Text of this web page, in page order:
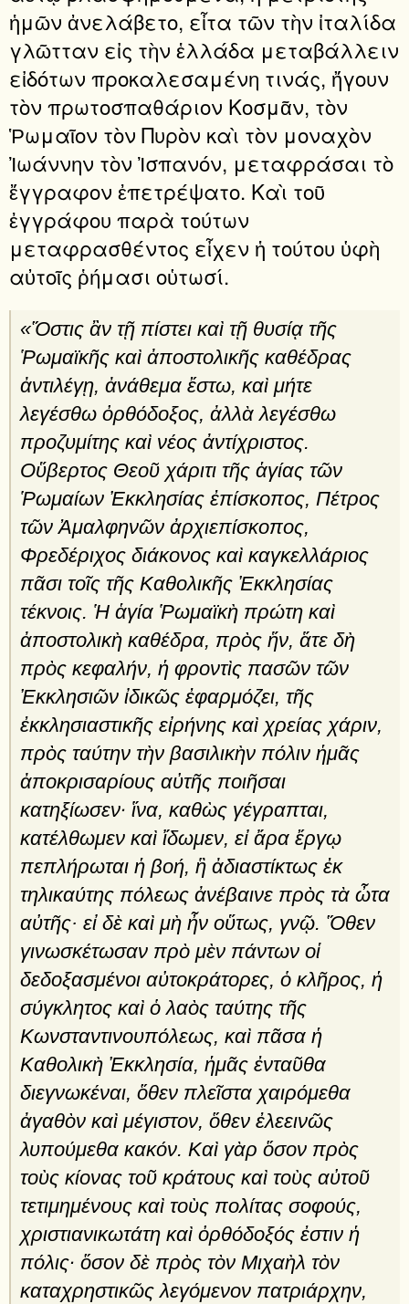
ἡμῶν ἀνελάβετο, εἶτα τῶν τὴν ἰταλίδα
γλῶτταν εἰς τὴν ἑλλάδα μεταβάλλειν
εἰδότων προκαλεσαμένη τινάς, ἤγουν
τὸν πρωτοσπαθάριον Κοσμᾶν, τὸν
Ῥωμαῖον τὸν Πυρὸν καὶ τὸν μοναχὸν
Ἰωάννην τὸν Ἰσπανόν, μεταφράσαι τὸ
ἔγγραφον ἐπετρέψατο. Καὶ τοῦ
ἐγγράφου παρὰ τούτων
μεταφρασθέντος εἶχεν ἡ τούτου ὑφὴ
αὐτοῖς ῥήμασι οὑτωσί.
«Ὅστις ἂν τῇ πίστει καὶ τῇ θυσίᾳ τῆς
Ῥωμαϊκῆς καὶ ἀποστολικῆς καθέδρας
ἀντιλέγῃ, ἀνάθεμα ἔστω, καὶ μήτε
λεγέσθω ὀρθόδοξος, ἀλλὰ λεγέσθω
προζυμίτης καὶ νέος ἀντίχριστος.
Οὕβερτος Θεοῦ χάριτι τῆς ἁγίας τῶν
Ῥωμαίων Ἐκκλησίας ἐπίσκοπος, Πέτρος
τῶν Ἀμαλφηνῶν ἀρχιεπίσκοπος,
Φρεδέριχος διάκονος καὶ καγκελλάριος
πᾶσι τοῖς τῆς Καθολικῆς Ἐκκλησίας
τέκνοις. Ἡ ἁγία Ῥωμαϊκὴ πρώτη καὶ
ἀποστολικὴ καθέδρα, πρὸς ἥν, ἅτε δὴ
πρὸς κεφαλήν, ἡ φροντὶς πασῶν τῶν
Ἐκκλησιῶν ἰδικῶς ἐφαρμόζει, τῆς
ἐκκλησιαστικῆς εἰρήνης καὶ χρείας χάριν,
πρὸς ταύτην τὴν βασιλικὴν πόλιν ἡμᾶς
ἀποκρισαρίους αὐτῆς ποιῆσαι
κατηξίωσεν· ἵνα, καθὼς γέγραπται,
κατέλθωμεν καὶ ἴδωμεν, εἰ ἄρα ἔργῳ
πεπλήρωται ἡ βοή, ἣ ἀδιαστίκτως ἐκ
τηλικαύτης πόλεως ἀνέβαινε πρὸς τὰ ὦτα
αὐτῆς· εἰ δὲ καὶ μὴ ἦν οὕτως, γνῷ. Ὅθεν
γινωσκέτωσαν πρὸ μὲν πάντων οἱ
δεδοξασμένοι αὐτοκράτορες, ὁ κλῆρος, ἡ
σύγκλητος καὶ ὁ λαὸς ταύτης τῆς
Κωνσταντινουπόλεως, καὶ πᾶσα ἡ
Καθολικὴ Ἐκκλησία, ἡμᾶς ἐνταῦθα
διεγνωκέναι, ὅθεν πλεῖστα χαιρόμεθα
ἀγαθὸν καὶ μέγιστον, ὅθεν ἐλεεινῶς
λυπούμεθα κακόν. Καὶ γὰρ ὅσον πρὸς
τοὺς κίονας τοῦ κράτους καὶ τοὺς αὐτοῦ
τετιμημένους καὶ τοὺς πολίτας σοφούς,
χριστιανικωτάτη καὶ ὀρθόδοξός ἐστιν ἡ
πόλις· ὅσον δὲ πρὸς τὸν Μιχαὴλ τὸν
καταχρηστικῶς λεγόμενον πατριάρχην,